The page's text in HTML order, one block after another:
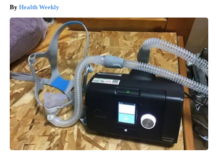
Health Weekly